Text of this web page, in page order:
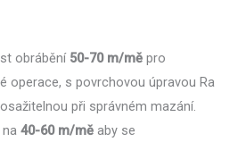
obrábění 50-70 m/mě pro
operace, s povrchovou úpravou Ra
při správném mazání.
na40-60 m/mě aby se